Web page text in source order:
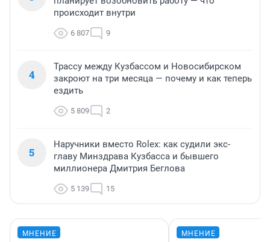
происходит внутри
6 807 9
4
Трассу между Кузбассом и Новосибирском
закроют на три месяца — почему и как теперь
ездить
5 809 2
5
Наручники вместо Rolex: как судили экс-
главу Минздрава Кузбасса и бывшего
миллионера Дмитрия Беглова
5 139 15
МНЕНИЕ МНЕНИЕ